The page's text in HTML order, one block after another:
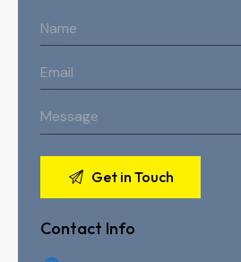
Contact Info